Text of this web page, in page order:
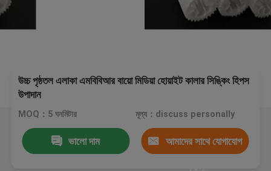
উচ্চ পৃষ্ঠতল এলাকা এমবিবিআর বায়ো মিডিয়া হোয়াইট কালার সিঙ্কিং হিপস
উপাদান
MOQ：5 ঘনমিটার মূল্য：discuss personally
ভালো দাম আমাদের সাথে যোগাযোগ